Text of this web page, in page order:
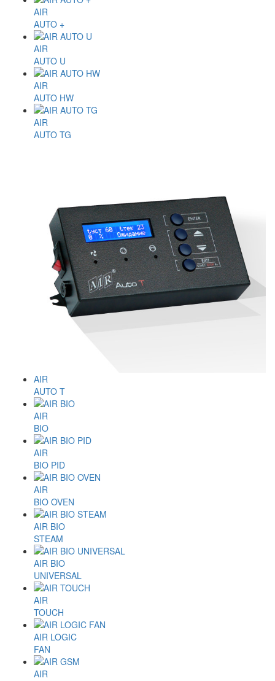
AIR
AUTO +
AIR
AUTO U
AIR
AUTO HW
AIR
AUTO TG
AIR
AUTO T
AIR
BIO
AIR
BIO PID
AIR
BIO OVEN
AIR BIO
STEAM
AIR BIO
UNIVERSAL
AIR
TOUCH
AIR LOGIC
FAN
AIR